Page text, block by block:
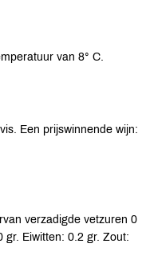
van 8° C.
Een prijswinnende wijn:
verzadigde vetzuren 0
gr. Eiwitten: 0.2 gr. Zout: